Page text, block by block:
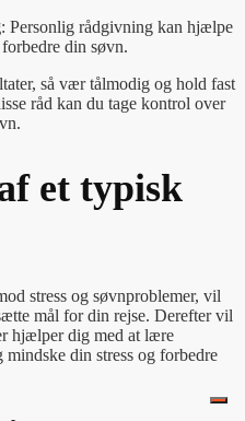
: Personlig rådgivning kan hjælpe
din søvn.
så vær tålmodig og hold fast
råd kan du tage kontrol over
et typisk
stress og søvnproblemer, vil
mål for din rejse. Derefter vil
hjælper dig med at lære
din stress og forbedre